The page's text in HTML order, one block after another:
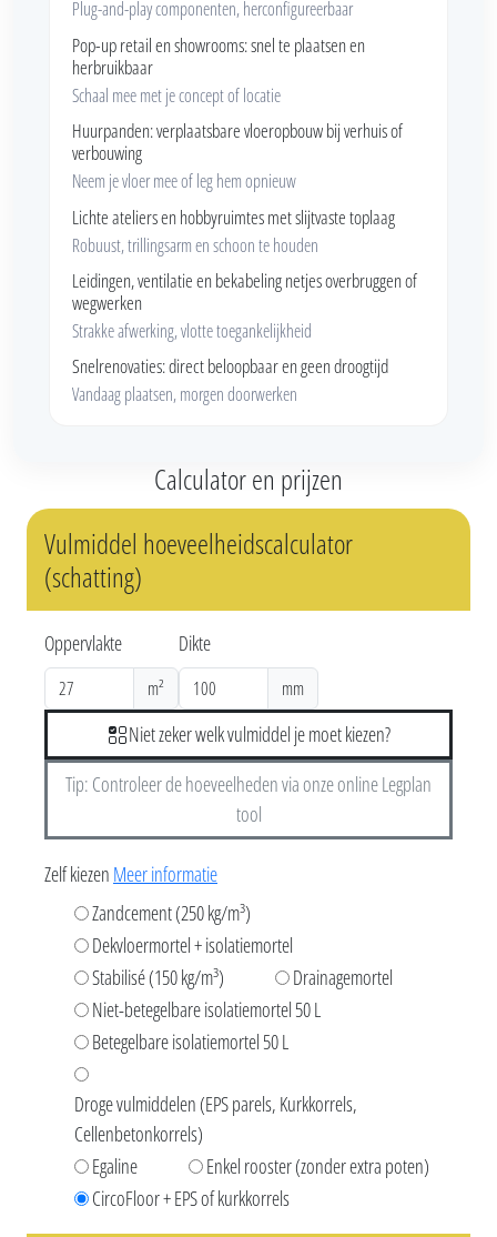
Plug-and-play componenten, herconfigureerbaar
Pop-up retail en showrooms: snel te plaatsen en
herbruikbaar
Schaal mee met je concept of locatie
Huurpanden: verplaatsbare vloeropbouw bij verhuis of
verbouwing
Neem je vloer mee of leg hem opnieuw
Lichte ateliers en hobbyruimtes met slijtvaste toplaag
Robuust, trillingsarm en schoon te houden
Leidingen, ventilatie en bekabeling netjes overbruggen of
wegwerken
Strakke afwerking, vlotte toegankelijkheid
Snelrenovaties: direct beloopbaar en geen droogtijd
Vandaag plaatsen, morgen doorwerken
Calculator en prijzen
Vulmiddel hoeveelheidscalculator
(schatting)
Oppervlakte
m²
Dikte
mm
Niet zeker welk vulmiddel je moet kiezen?
Tip: Controleer de hoeveelheden via onze online Legplan
tool
Zelf kiezen Meer informatie
Zandcement (250 kg/m³)
Dekvloermortel + isolatiemortel
Stabilisé (150 kg/m³)
Drainagemortel
Niet-betegelbare isolatiemortel 50 L
Betegelbare isolatiemortel 50 L
Droge vulmiddelen (EPS parels, Kurkkorrels,
Cellenbetonkorrels)
Egaline
Enkel rooster (zonder extra poten)
CircoFloor + EPS of kurkkorrels